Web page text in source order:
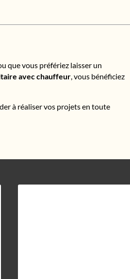
que vous préfériez laisser un
avec chauffeur, vous bénéficiez
à réaliser vos projets en toute